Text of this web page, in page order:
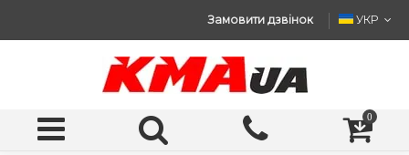
Замовити дзвінок УКР
0